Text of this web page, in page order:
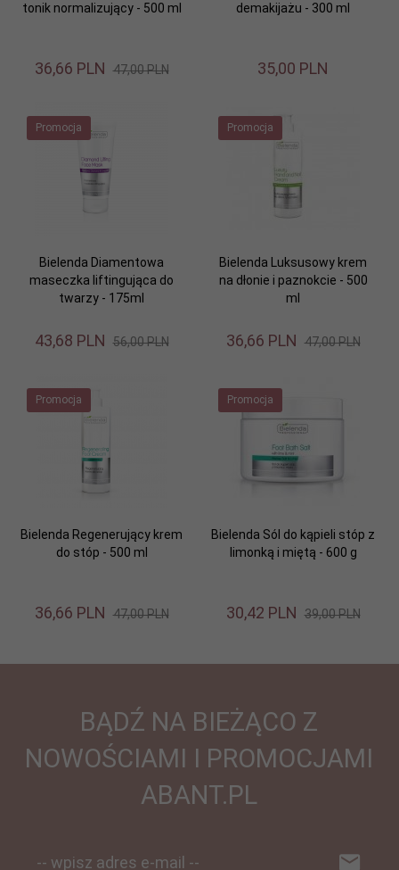
tonik normalizujący - 500 ml
36,66 PLN 47,00 PLN
demakijażu - 300 ml
35,00 PLN
Promocja
Bielenda Diamentowa
maseczka liftingująca do
twarzy - 175ml
43,68 PLN 56,00 PLN
Promocja
Bielenda Luksusowy krem
na dłonie i paznokcie - 500
ml
36,66 PLN 47,00 PLN
Promocja
Bielenda Regenerujący krem
do stóp - 500 ml
36,66 PLN 47,00 PLN
Promocja
Bielenda Sól do kąpieli stóp z
limonką i miętą - 600 g
30,42 PLN 39,00 PLN
BĄDŹ NA BIEŻĄCO Z
NOWOŚCIAMI I PROMOCJAMI
ABANT.PL
-- wpisz adres e-mail --